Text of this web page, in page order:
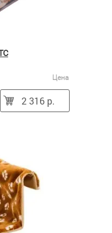
Цена
2 316 р.